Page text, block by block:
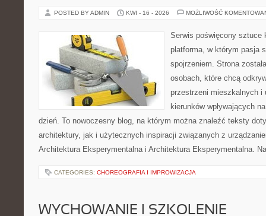
POSTED BY ADMIN KWI - 16 - 2026 MOŻLIWOŚĆ
Serwis poświęcony sztuce
platforma, w którym pasja
spojrzeniem. Strona
osobach, które chcą
przestrzeni mieszkalnych i
kierunków wpływających
dzień. To nowoczesny blog, na którym można znaleźć teksty
architektury, jak i użytecznych inspiracji związanych z
Architektura Eksperymentalna i Architektura Eksperymentalna.
CATEGORIES: CHOREOGRAFIA I IMPROWIZACJA
WYCHOWANIE I SZKOLENIE